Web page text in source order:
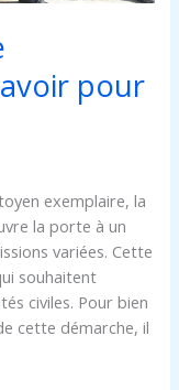
pour
exemplaire, la
la porte à un
variées. Cette
souhaitent
civiles. Pour bien
cette démarche, il